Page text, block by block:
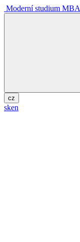
Moderní studium MBA
cz
sken